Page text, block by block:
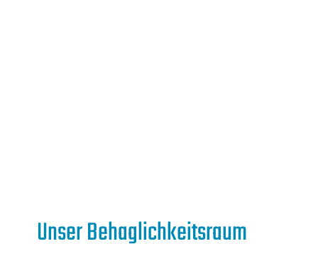
Unser Behaglichkeitsraum